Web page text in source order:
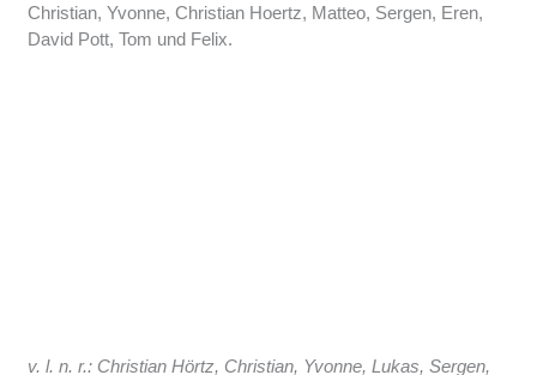
Christian, Yvonne, Christian Hoertz, Matteo, Sergen, Eren,
David Pott, Tom und Felix.
v. l. n. r.: Christian Hörtz, Christian, Yvonne, Lukas, Sergen,